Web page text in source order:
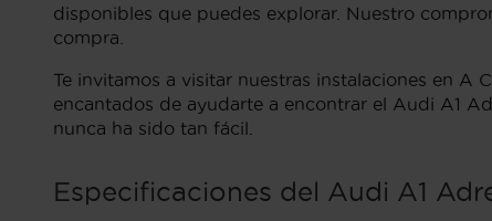
disponibles que puedes explorar. Nuestro
compra.
Te invitamos a visitar nuestras instalaciones en A
encantados de ayudarte a encontrar el Audi A1
nunca ha sido tan fácil.
Especificaciones del Audi A1